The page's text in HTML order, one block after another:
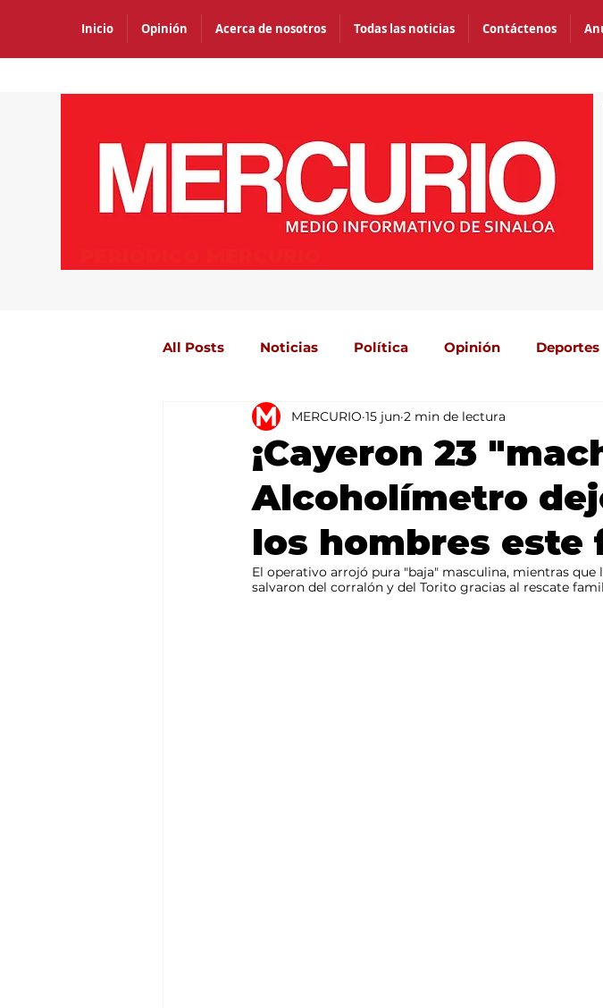
Inicio Opinión Acerca de nosotros Todas las noticias Contáctenos
All Posts Noticias Política Opinión Deportes
Agricultura México Mundo Portada 2
¡Cayeron 23
Alcoholímetro
los hombres este
MERCURIO 15 jun 2 min de lectura
El operativo arrojó pura "baja" masculina, mientras que
salvaron del corralón y del Torito gracias al rescate